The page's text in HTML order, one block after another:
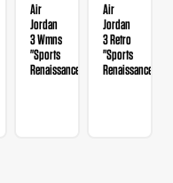
Air
Jordan
3 Wmns
"Sports
Renaissance"
Air
Jordan
3 Retro
"Sports
Renaissance"